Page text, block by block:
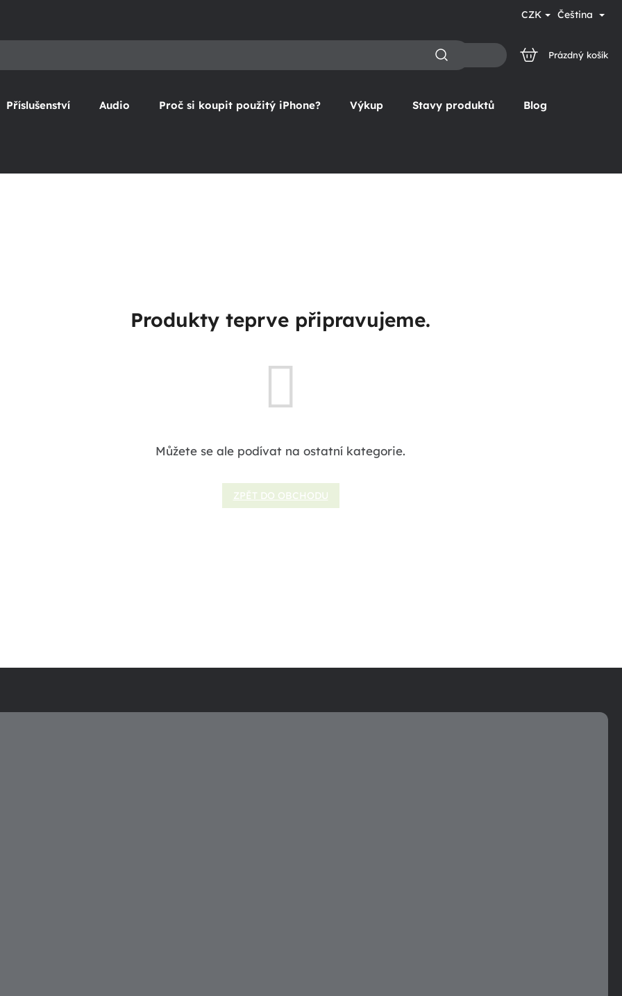
CZK Čeština
NÁKUPNÍ
Prázdný košík
Příslušenství Audio Proč si koupit použitý iPhone? Výkup Stavy produktů Blog
Produkty teprve připravujeme.
Můžete se ale podívat na ostatní kategorie.
ZPĚT DO OBCHODU